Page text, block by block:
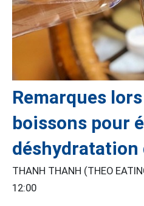
Remarques
boissons pour
déshydratation
THANH THANH (THEO
12:00